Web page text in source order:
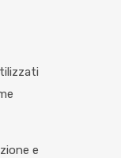
e